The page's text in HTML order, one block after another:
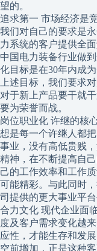
望的。
追求第一 市场经济是
我们对自己的要求是
力系统的客户提供全
中国电力装备行业做
化目标是在30年内成
上述目标，我们要求
对于新上产品要干就
要为荣誉而战。
岗位职业化 许继的核
想是每一个许继人都
事业，没有高低贵贱
精神，在不断提高自
己的工作效率和工作
可能精彩。与此同时
司提供的更大事业平台
合力文化 现代企业面
度及客户需求变化越
应性，才能生存和发
空前增加，正是这种